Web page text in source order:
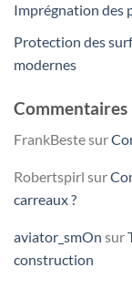
Imprégnation des
Protection des
modernes
Commentaires
FrankBestesur
Robertspirl sur
carreaux ?
aviator_smOn sur
construction